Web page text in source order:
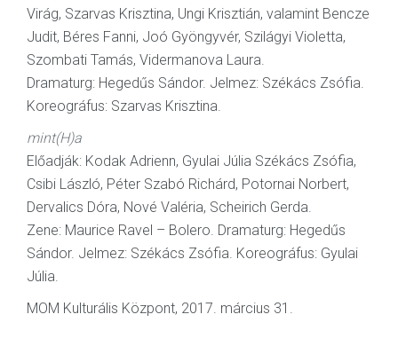
Virág, Szarvas Krisztina, Ungi Krisztián, valamint Bencze
Judit, Béres Fanni, Joó Gyöngyvér, Szilágyi Violetta,
Szombati Tamás, Vidermanova Laura.
Dramaturg: Hegedűs Sándor. Jelmez: Székács Zsófia.
Koreográfus: Szarvas Krisztina.
mint(H)a
Előadják: Kodak Adrienn, Gyulai Júlia Székács Zsófia,
Csibi László, Péter Szabó Richárd, Potornai Norbert,
Dervalics Dóra, Nové Valéria, Scheirich Gerda.
Zene: Maurice Ravel – Bolero. Dramaturg: Hegedűs
Sándor. Jelmez: Székács Zsófia. Koreográfus: Gyulai
Júlia.
MOM Kulturális Központ, 2017. március 31.